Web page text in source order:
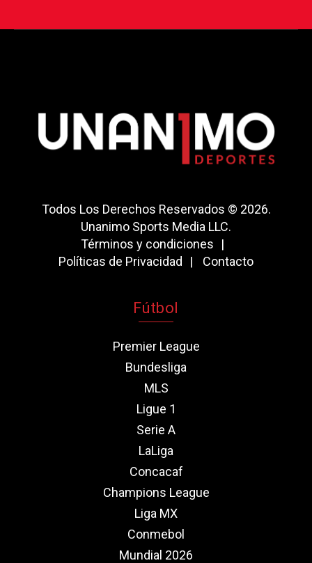
Todos Los Derechos Reservados © 2026.
Unanimo Sports Media LLC.
Términos y condiciones
Políticas de Privacidad
Contacto
Fútbol
Premier League
Bundesliga
MLS
Ligue 1
Serie A
LaLiga
Concacaf
Champions League
Liga MX
Conmebol
Mundial 2026